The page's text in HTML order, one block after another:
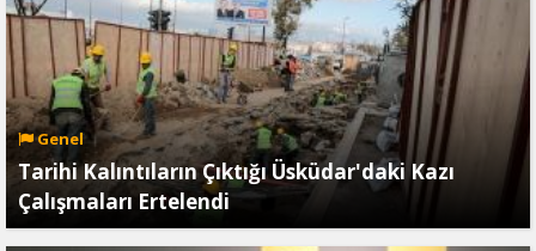
Genel
Tarihi Kalıntıların Çıktığı Üsküdar'daki Kazı
Çalışmaları Ertelendi